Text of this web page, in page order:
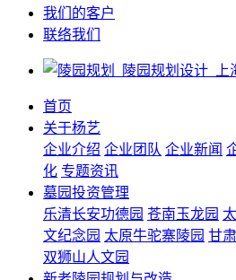
我们的客户
联络我们
首页
关于杨艺
企业介绍 企业团队 企业新闻
化 专题资讯
墓园投资管理
乐清长安功德园 苍南玉龙园
文纪念园 太原牛驼寨陵园 甘
双狮山人文园